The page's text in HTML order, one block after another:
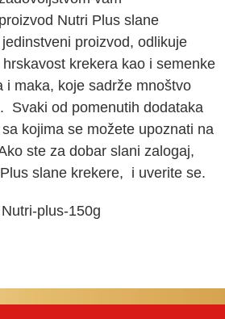
Nutri Plus slane
proizvod, odlikuje
krekera kao i semenke
i maka, koje sadrže mnoštvo
Svaki od pomenutih dodataka
kojima se možete upoznati na
ste za dobar slani zalogaj,
slane krekere, i uverite se.